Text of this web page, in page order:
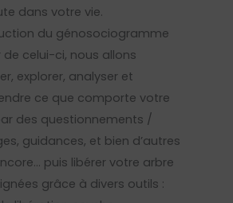
dans votre vie.
du génosociogramme
de celui-ci, nous allons
explorer, analyser et
ce que comporte votre
des questionnements /
guidances, et bien d’autres
puis libérer votre arbre
grâce à divers outils :